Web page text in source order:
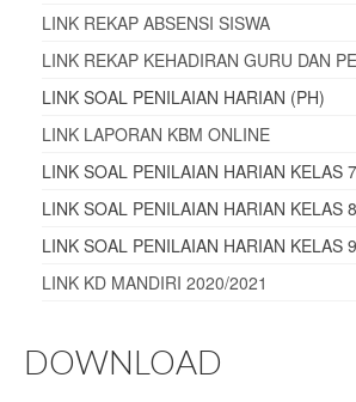
LINK REKAP ABSENSI SISWA
LINK REKAP KEHADIRAN GURU DAN
LINK SOAL PENILAIAN HARIAN (PH)
LINK LAPORAN KBM ONLINE
LINK SOAL PENILAIAN HARIAN KELAS 7
LINK SOAL PENILAIAN HARIAN KELAS 8
LINK SOAL PENILAIAN HARIAN KELAS 9
LINK KD MANDIRI 2020/2021
DOWNLOAD